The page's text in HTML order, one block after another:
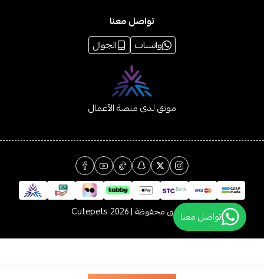
تواصل معنا
واتساب
الجوال
موثق لدى منصة الأعمال
الحقوق محفوظة | 2026 Cutepets تواصل معنا